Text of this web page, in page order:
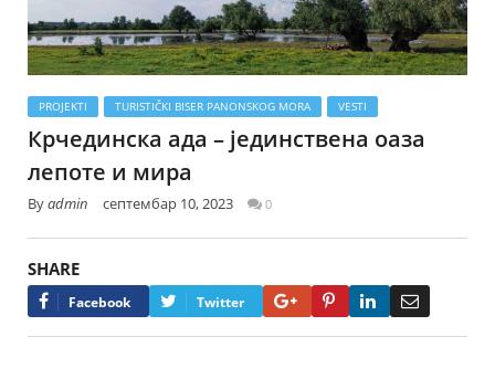
PROJEKTI TURISTIČKI BISER PANONSKOG MORA VESTI
Крчединска ада – јединствена оаза
лепоте и мира
Byadmin септембар 10, 2023 0
SHARE
Facebook Twitter Google+PinterestLinkedIn